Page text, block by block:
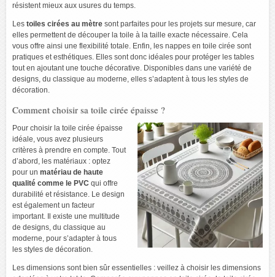
résistent mieux aux usures du temps.
Les toiles cirées au mètre sont parfaites pour les projets sur mesure, car
elles permettent de découper la toile à la taille exacte nécessaire. Cela
vous offre ainsi une flexibilité totale. Enfin, les nappes en toile cirée sont
pratiques et esthétiques. Elles sont donc idéales pour protéger les tables
tout en ajoutant une touche décorative. Disponibles dans une variété de
designs, du classique au moderne, elles s’adaptent à tous les styles de
décoration.
Comment choisir sa toile cirée épaisse ?
Pour choisir la toile cirée épaisse
idéale, vous avez plusieurs
critères à prendre en compte. Tout
d’abord, les matériaux : optez
pour un matériau de haute
qualité comme le PVC qui offre
durabilité et résistance. Le design
est également un facteur
important. Il existe une multitude
de designs, du classique au
moderne, pour s’adapter à tous
les styles de décoration.
Les dimensions sont bien sûr essentielles : veillez à choisir les dimensions